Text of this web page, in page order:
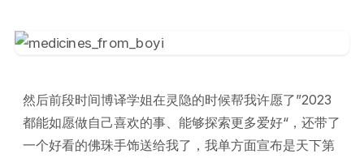
然后前段时间博译学姐在灵隐的时候帮我许愿了”2023
都能如愿做自己喜欢的事、能够探索更多爱好“，还带了
一个好看的佛珠手饰送给我了，我单方面宣布是天下第